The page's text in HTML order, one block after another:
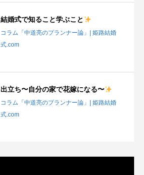
結婚式で知ること学ぶこと
コラム「中道亮のプランナー論」| 姫路結婚
式.com
出立ち〜自分の家で花嫁になる〜
コラム「中道亮のプランナー論」| 姫路結婚
式.com